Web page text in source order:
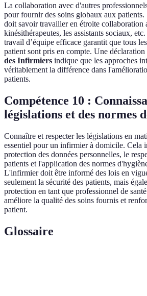
La collaboration avec d'autres
pour fournir des soins globaux aux
doit savoir travailler en étroite collaboration
kinésithérapeutes, les assistants sociaux,
travail d’équipe efficace garantit que tous
patient sont pris en compte. Une déclaration
des Infirmiers indique que les approches
véritablement la différence dans
patients.
Compétence 10 :
législations et des normes
Connaître et respecter les législations en
essentiel pour un infirmier à domicile. Cela
protection des données personnelles, le
patients et l'application des normes
L'infirmier doit être informé des lois en
seulement la sécurité des patients, mais
protection en tant que professionnel de
améliore la qualité des soins fournis et
patient.
Glossaire